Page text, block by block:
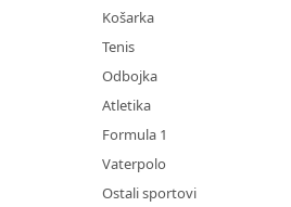
Košarka
Tenis
Odbojka
Atletika
Formula 1
Vaterpolo
Ostali sportovi